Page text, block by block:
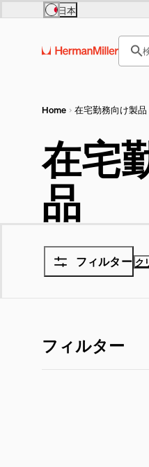
Skip to main content
Europe
United Kingdom (£)
France (€)
Deutschland (€)
Luxembourg (€)
日本
ヘ
Home 在宅勤務向け製品
在宅
品
フィルター ク
フィルター